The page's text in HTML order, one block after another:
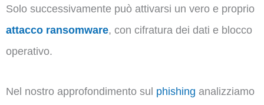
Solo successivamente può attivarsi un vero e proprio
attacco ransomware, con cifratura dei dati e blocco
operativo.
Nel nostro approfondimento sul phishing analizziamo